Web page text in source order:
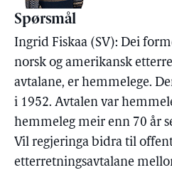
Spørsmål
Ingrid Fiskaa (SV): Dei
norsk og amerikansk
avtalane, er hemmelege.
i 1952. Avtalen var
hemmeleg meir enn 70 år
Vil regjeringa bidra til
etterretningsavtalane